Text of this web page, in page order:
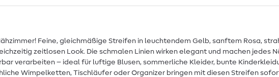
Feine, gleichmäßige Streifen in leuchtendem Gelb, sanftem Rosa,
zeitlosen Look. Die schmalen Linien wirken elegant und machen jedes
verarbeiten – ideal für luftige Blusen, sommerliche Kleider, bunte
Wimpelketten, Tischläufer oder Organizer bringen mit diesen Streifen